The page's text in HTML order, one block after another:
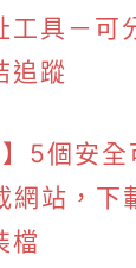
工具－可
追蹤
5個安全
網站，下
檔